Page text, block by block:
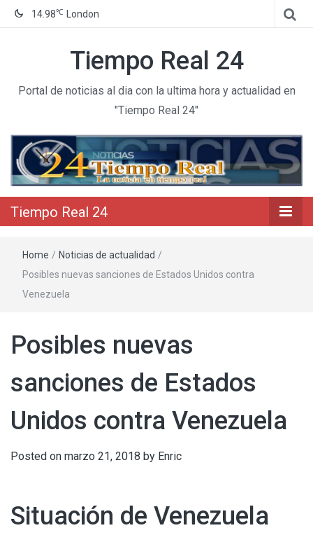
14.98℃ London
Tiempo Real 24
Portal de noticias al dia con la ultima hora y actualidad en
"Tiempo Real 24"
Tiempo Real 24
Home / Noticias de actualidad /
Posibles nuevas sanciones de Estados Unidos contra
Venezuela
Posibles nuevas
sanciones de Estados
Unidos contra Venezuela
Posted on marzo 21, 2018 by Enric
Situación de Venezuela